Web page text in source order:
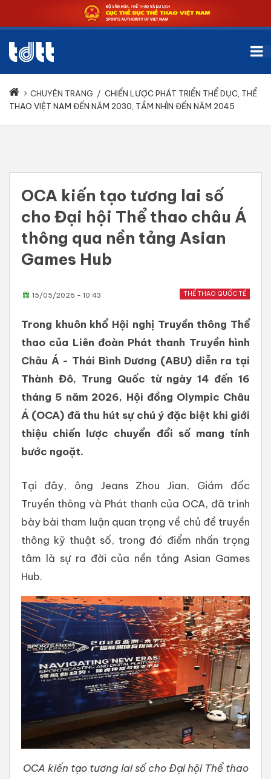
CHUYÊN TRANG / CHIẾN LƯỢC PHÁT TRIỂN THỂ DỤC, THỂ
THAO VIỆT NAM ĐẾN NĂM 2030, TẦM NHÌN ĐẾN NĂM 2045
OCA kiến tạo tương lai số
cho Đại hội Thể thao châu Á
thông qua nền tảng Asian
Games Hub
THỂ THAO QUỐC TẾ
15/05/2026 - 10:43
Trong khuôn khổ Hội nghị Truyền thông Thể
thao của Liên đoàn Phát thanh Truyền hình
Châu Á - Thái Bình Dương (ABU) diễn ra tại
Thành Đô, Trung Quốc từ ngày 14 đến 16
tháng 5 năm 2026, Hội đồng Olympic Châu
Á (OCA) đã thu hút sự chú ý đặc biệt khi giới
thiệu chiến lược chuyển đổi số mang tính
bước ngoặt.
Tại đây, ông Jeans Zhou Jian, Giám đốc
Truyền thông và Phát thanh của OCA, đã trình
bày bài tham luận quan trọng về chủ đề truyền
thông kỹ thuật số, trong đó điểm nhấn trọng
tâm là sự ra đời của nền tảng Asian Games
Hub.
OCA kiến tạo tương lai số cho Đại hội Thể thao